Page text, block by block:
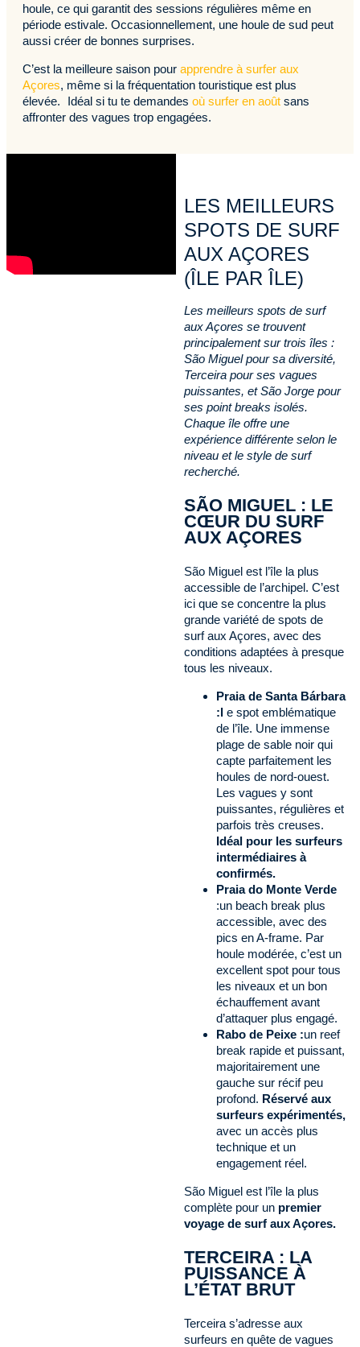
houle, ce qui garantit des sessions régulières même en
période estivale. Occasionnellement, une houle de sud peut
aussi créer de bonnes surprises.
C’est la meilleure saison pour apprendre à surfer aux
Açores, même si la fréquentation touristique est plus
élevée. Idéal si tu te demandes où surfer en août sans
affronter des vagues trop engagées.
LES MEILLEURS
SPOTS DE SURF
AUX AÇORES
(ÎLE PAR ÎLE)
Les meilleurs spots de surf
aux Açores se trouvent
principalement sur trois îles :
São Miguel pour sa diversité,
Terceira pour ses vagues
puissantes, et São Jorge pour
ses point breaks isolés.
Chaque île offre une
expérience différente selon le
niveau et le style de surf
recherché.
SÃO MIGUEL : LE
CŒUR DU SURF
AUX AÇORES
São Miguel est l’île la plus
accessible de l’archipel. C’est
ici que se concentre la plus
grande variété de spots de
surf aux Açores, avec des
conditions adaptées à presque
tous les niveaux.
Praia de Santa Bárbara
:l e spot emblématique
de l’île. Une immense
plage de sable noir qui
capte parfaitement les
houles de nord-ouest.
Les vagues y sont
puissantes, régulières et
parfois très creuses.
Idéal pour les surfeurs
intermédiaires à
confirmés.
Praia do Monte Verde
:un beach break plus
accessible, avec des
pics en A-frame. Par
houle modérée, c’est un
excellent spot pour tous
les niveaux et un bon
échauffement avant
d’attaquer plus engagé.
Rabo de Peixe :un reef
break rapide et puissant,
majoritairement une
gauche sur récif peu
profond. Réservé aux
surfeurs expérimentés,
avec un accès plus
technique et un
engagement réel.
São Miguel est l’île la plus
complète pour un premier
voyage de surf aux Açores.
TERCEIRA : LA
PUISSANCE À
L’ÉTAT BRUT
Terceira s’adresse aux
surfeurs en quête de vagues